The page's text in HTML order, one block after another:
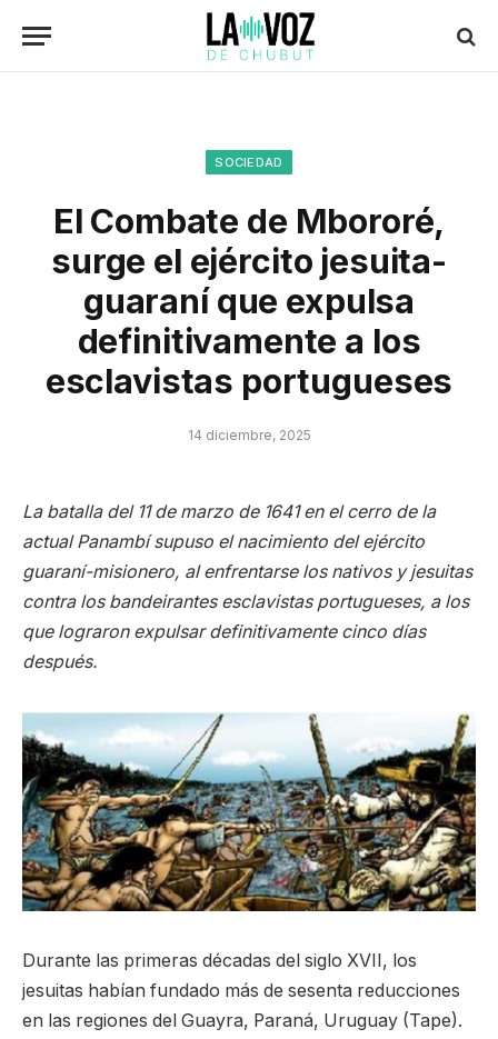
SOCIEDAD
El Combate de Mbororé,
surge el ejército jesuita-
guaraní que expulsa
definitivamente a los
esclavistas portugueses
14 diciembre, 2025
La batalla del 11 de marzo de 1641 en el cerro de la
actual Panambí supuso el nacimiento del ejército
guaraní-misionero, al enfrentarse los nativos y jesuitas
contra los bandeirantes esclavistas portugueses, a los
que lograron expulsar definitivamente cinco días
después.
Durante las primeras décadas del siglo XVII, los
jesuitas habían fundado más de sesenta reducciones
en las regiones del Guayra, Paraná, Uruguay (Tape).